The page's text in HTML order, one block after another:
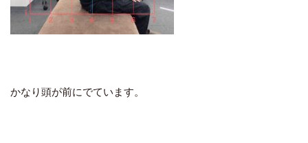
かなり頭が前にでています。